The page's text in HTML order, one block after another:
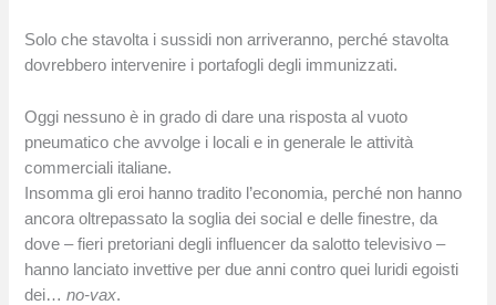
Solo che stavolta i sussidi non arriveranno, perché stavolta
dovrebbero intervenire i portafogli degli immunizzati.
Oggi nessuno è in grado di dare una risposta al vuoto
pneumatico che avvolge i locali e in generale le attività
commerciali italiane.
Insomma gli eroi hanno tradito l’economia, perché non hanno
ancora oltrepassato la soglia dei social e delle finestre, da
dove – fieri pretoriani degli influencer da salotto televisivo –
hanno lanciato invettive per due anni contro quei luridi egoisti
dei…no-vax.